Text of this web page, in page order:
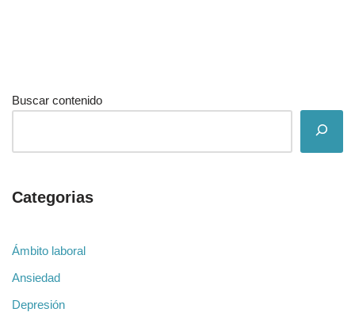
Buscar contenido
Categorias
Ámbito laboral
Ansiedad
Depresión